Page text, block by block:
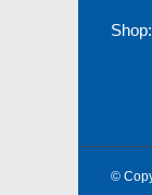
Shop:
©